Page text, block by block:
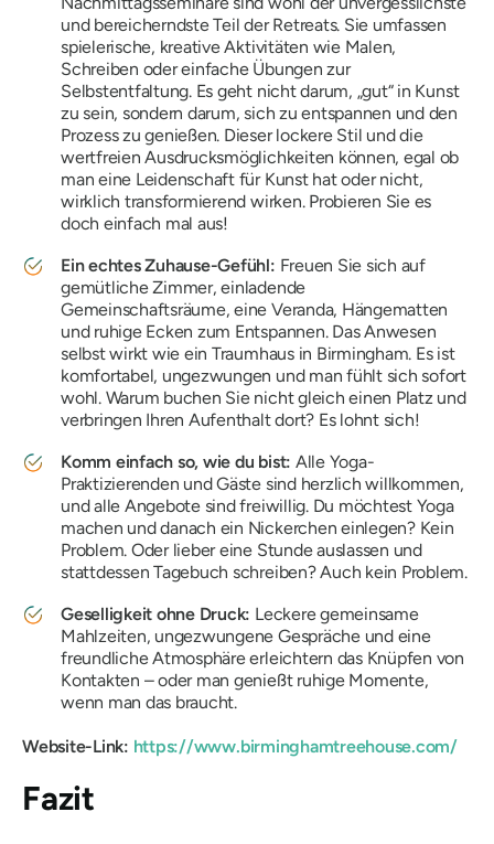
und bereicherndste Teil der Retreats. Sie umfassen
spielerische, kreative Aktivitäten wie Malen,
Schreiben oder einfache Übungen zur
Selbstentfaltung. Es geht nicht darum, „gut“ in Kunst
zu sein, sondern darum, sich zu entspannen und den
Prozess zu genießen. Dieser lockere Stil und die
wertfreien Ausdrucksmöglichkeiten können, egal ob
man eine Leidenschaft für Kunst hat oder nicht,
wirklich transformierend wirken. Probieren Sie es
doch einfach mal aus!
Ein echtes Zuhause-Gefühl: Freuen Sie sich auf
gemütliche Zimmer, einladende
Gemeinschaftsräume, eine Veranda, Hängematten
und ruhige Ecken zum Entspannen. Das Anwesen
selbst wirkt wie ein Traumhaus in Birmingham. Es ist
komfortabel, ungezwungen und man fühlt sich sofort
wohl. Warum buchen Sie nicht gleich einen Platz und
verbringen Ihren Aufenthalt dort? Es lohnt sich!
Komm einfach so, wie du bist: Alle Yoga-
Praktizierenden und Gäste sind herzlich willkommen,
und alle Angebote sind freiwillig. Du möchtest Yoga
machen und danach ein Nickerchen einlegen? Kein
Problem. Oder lieber eine Stunde auslassen und
stattdessen Tagebuch schreiben? Auch kein Problem.
Geselligkeit ohne Druck: Leckere gemeinsame
Mahlzeiten, ungezwungene Gespräche und eine
freundliche Atmosphäre erleichtern das Knüpfen von
Kontakten – oder man genießt ruhige Momente,
wenn man das braucht.
Website-Link: https://www.birminghamtreehouse.com/
Fazit